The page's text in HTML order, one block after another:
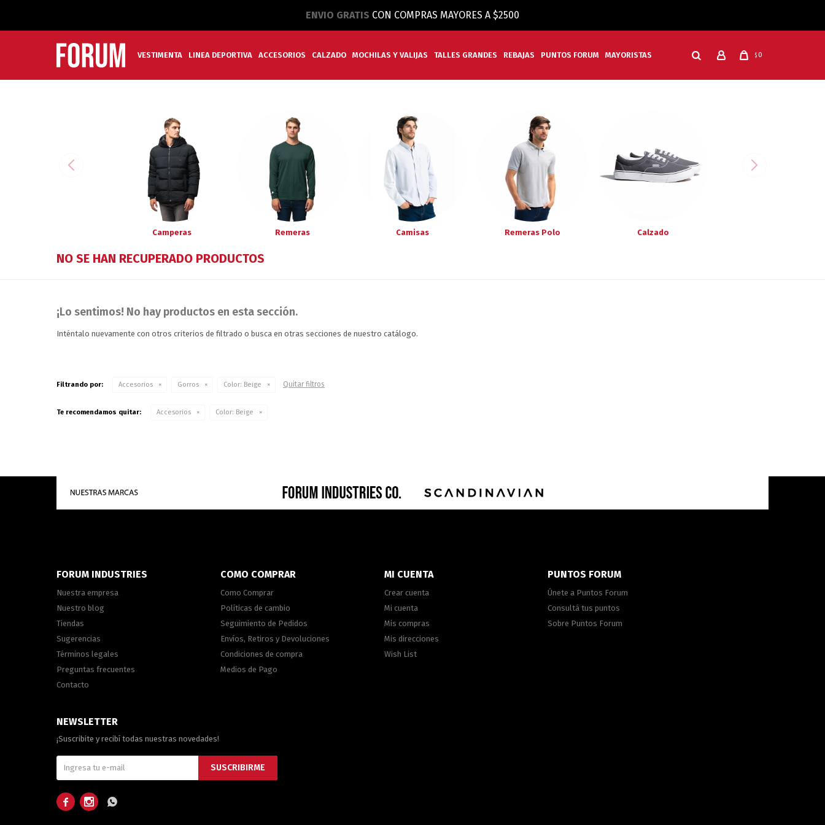
ENVIO GRATIS CON COMPRAS MAYORES A $2500
VESTIMENTA LINEA DEPORTIVA ACCESORIOS CALZADO MOCHILAS Y VALIJAS TALLES GRANDES REBAJAS PUNTOS FORUM MAYORISTAS $ 0
Camperas Remeras Camisas Remeras Polo Calzado
NO SE HAN RECUPERADO PRODUCTOS
¡Lo sentimos! No hay productos en esta sección.
Inténtalo nuevamente con otros criterios de filtrado o busca en otras secciones de nuestro catálogo.
Filtrando por: Accesorios Gorros Color: Beige Quitar filtros
Te recomendamos quitar: Accesorios Color: Beige
FORUM INDUSTRIES
Nuestra empresa
Nuestro blog
Tiendas
Sugerencias
Términos legales
Preguntas frecuentes
Contacto
COMO COMPRAR
Como Comprar
Políticas de cambio
Seguimiento de Pedidos
Envíos, Retiros y Devoluciones
Condiciones de compra
Medios de Pago
MI CUENTA
Crear cuenta
Mi cuenta
Mis compras
Mis direcciones
Wish List
PUNTOS FORUM
Únete a Puntos Forum
Consultá tus puntos
Sobre Puntos Forum
NEWSLETTER
¡Suscribite y recibí todas nuestras novedades!
SUSCRIBIRME
  